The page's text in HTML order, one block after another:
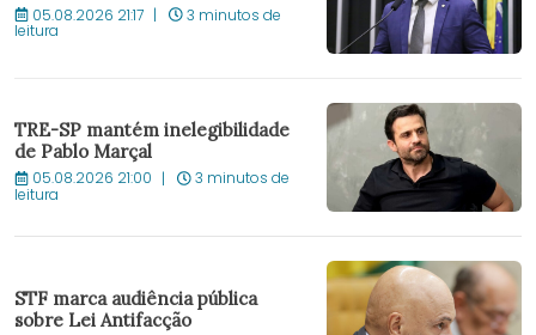
05.08.2026 21:17 3 minutos de
leitura
TRE-SP mantém inelegibilidade
de Pablo Marçal
05.08.2026 21:00 3 minutos de
leitura
STF marca audiência pública
sobre Lei Antifacção